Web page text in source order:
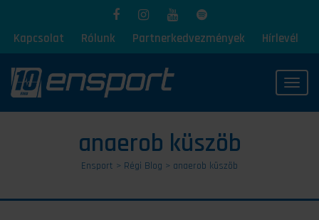
Kapcsolat Rólunk Partnerkedvezmények Hírlevél
anaerob küszöb
Ensport > Régi Blog > anaerob küszöb